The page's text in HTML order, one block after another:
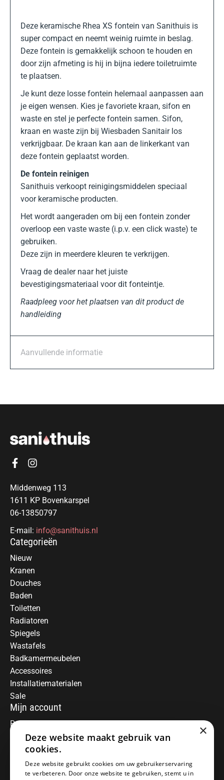
Deze keramische Rhea XS fontein van Sanithuis is
super compact en neemt weinig ruimte in beslag.
Deze fontein is gemakkelijk schoon te houden en
door zijn afmeting is hij in bijna iedere toiletruimte
te plaatsen.
Je kunt deze losse fontein helemaal aanpassen aan
je eigen wensen. Kies je favoriete kraan, sifon en
waste en stel je perfecte fontein samen. Sifon,
kraan en waste zijn bij Wiesbaden Sanitair los
verkrijgbaar. De kraan kan aan de linkerkant van
deze fontein geplaatst worden.
De fontein reinigen
Sanithuis verkoopt reinigingsmiddelen speciaal
voor keramische producten.
Het wordt aangeraden om bij een fontein zonder
overloop een vaste waste (i.p.v. een click waste) te
gebruiken.
Deze zijn in meerdere kleuren te verkrijgen.
Vraag de dealer naar het juiste
bevestigingsmateriaal voor dit fonteintje.
Raadpleeg voor het plaatsen van dit product de
handleiding
Aanvullende informatie
Middenweg 113
1611 KP Bovenkarspel
06-13850797
E-mail: info@sanithuis.nl
Categorieën
Nieuw
Kranen
Douches
Baden
Toiletten
Radiatoren
Spiegels
Wastafels
Badkamermeubelen
Accessoires
Installatiematerialen
Sale
Mijn account
Registreren
Mijn bestellingen
Informatie
Over ons
Algemene voorwaarden
×
Deze website maakt gebruik van
cookies.
Deze website gebruikt cookies om uw gebruikerservaring
te verbeteren. Door onze website te gebruiken, stemt u in